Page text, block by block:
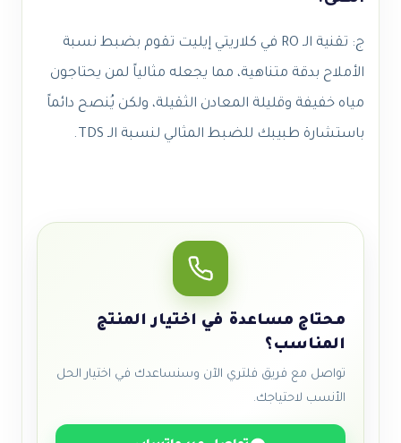
ج: تقنية الـ RO في كلاريتي إيليت تقوم بضبط نسبة
الأملاح بدقة متناهية، مما يجعله مثالياً لمن يحتاجون
مياه خفيفة وقليلة المعادن الثقيلة، ولكن يُنصح دائماً
باستشارة طبيبك للضبط المثالي لنسبة الـ TDS.
محتاج مساعدة في اختيار المنتج
المناسب؟
تواصل مع فريق فلتري الآن وسنساعدك في اختيار الحل
الأنسب لاحتياجك.